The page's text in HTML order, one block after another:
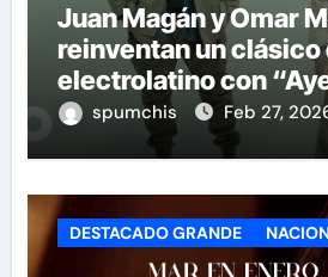
Juan Magán y Omar
reinventan un clásico
electrolatino con
(BPA26)”
spumchis Feb 27,
DESTACADO GRANDE